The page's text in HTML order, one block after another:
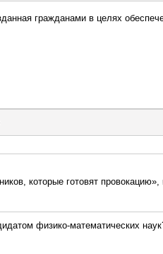
гражданами в целях
которые готовят
физико-математических